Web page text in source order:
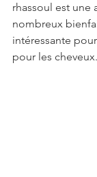
rhassoul est
nombreux
intéressante
pour les cheveux.